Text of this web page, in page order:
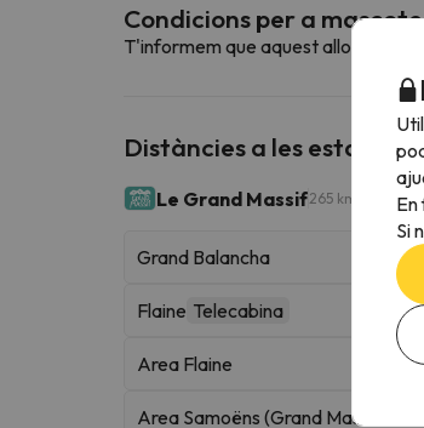
Condicions per a
T'informem que aquest allotjament
Distàncies a les
Le Grand Massif265 km
Grand Balancha
Flaine Telecabina
Area Flaine
Area Samoëns (Grand Massif
Si